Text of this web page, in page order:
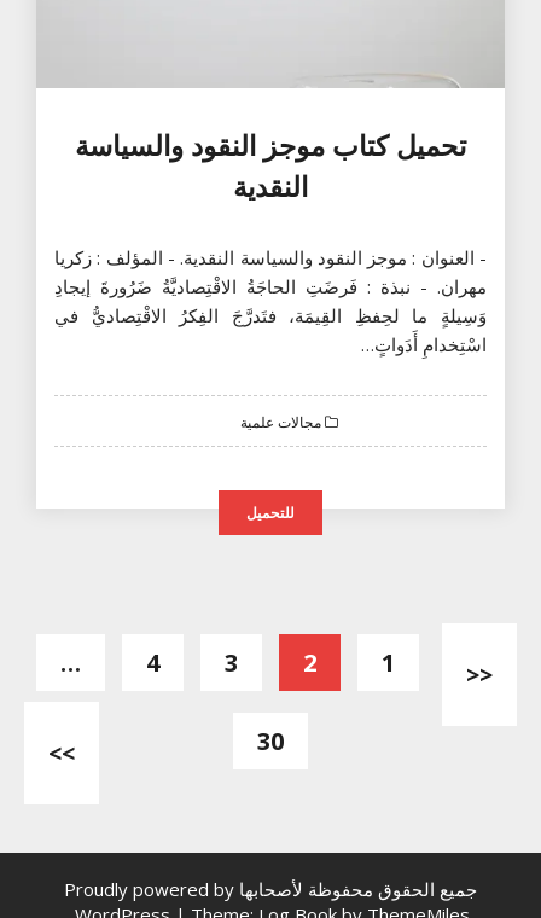
تحميل كتاب موجز النقود والسياسة
النقدية
- العنوان : موجز النقود والسياسة النقدية. - المؤلف : زكريا
مهران. - نبذة : فَرضَتِ الحاجَةُ الاقْتِصاديَّةُ ضَرُورةَ إيجادِ
وَسِيلةٍ ما لحِفظِ القِيمَة، فتَدرَّجَ الفِكرُ الاقْتِصاديُّ في
اسْتِخدامِ أَدَواتٍ…
مجالات علمية
للتحميل
<<
1
2
3
4
…
30
>>
جميع الحقوق محفوظة لأصحابها Proudly powered by